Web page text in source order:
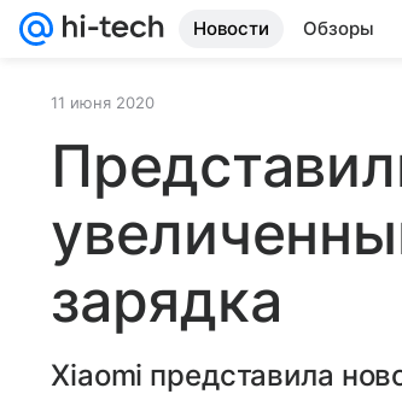
Новости Обзоры
11 июня 2020
зарядка
Xiaomi представила